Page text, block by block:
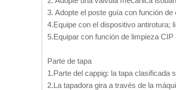
3. Adopte el poste guía con función
4.Equipe con el dispositivo antirotura;
5.Equipar con función de limpieza CIP
Parte de tapa
1.Parte del cappig: la tapa clasificada
2.La tapadora gira a través de la